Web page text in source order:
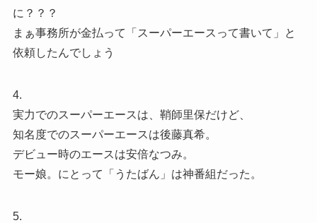
に？？？
まぁ事務所が金払って「スーパーエースって書いて」と
依頼したんでしょう
4.
実力でのスーパーエースは、鞘師里保だけど、
知名度でのスーパーエースは後藤真希。
デビュー時のエースは安倍なつみ。
モー娘。にとって「うたばん」は神番組だった。
5.